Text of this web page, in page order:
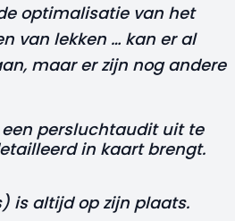
optimalisatie van het
van lekken … kan er al
maar er zijn nog andere
persluchtaudit uit te
in kaart brengt.
is altijd op zijn plaats.